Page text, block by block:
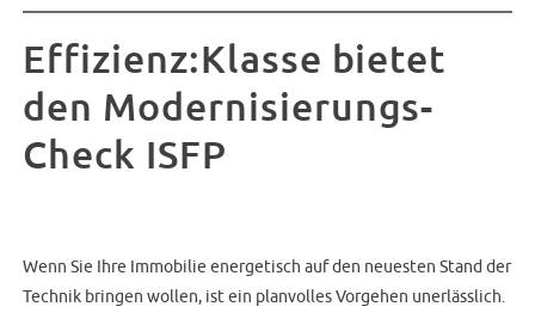
Effizienz:Klasse bietet
den Modernisierungs-
Check ISFP
Wenn Sie Ihre Immobilie energetisch auf den neuesten Stand der
Technik bringen wollen, ist ein planvolles Vorgehen unerlässlich.